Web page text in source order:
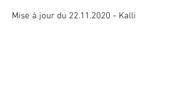
Mise à jour du 22.11.2020 - Kalli